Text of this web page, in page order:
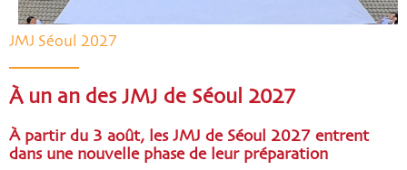
JMJ Séoul 2027
À un an des JMJ de Séoul 2027
À partir du 3 août, les JMJ de Séoul 2027 entrent
dans une nouvelle phase de leur préparation